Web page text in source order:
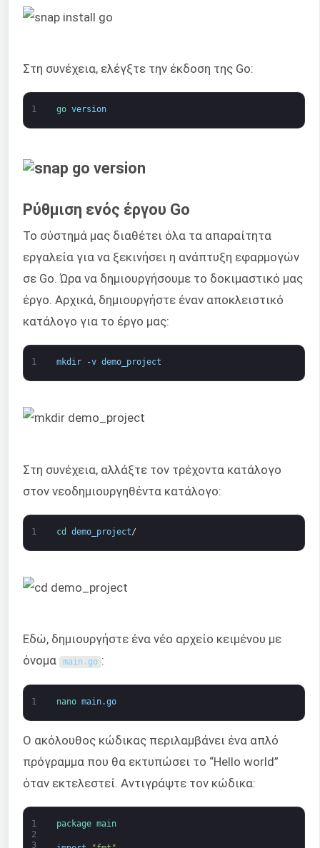
Στη συνέχεια, ελέγξτε την έκδοση της Go:
1 go version
Ρύθμιση ενός έργου Go
Το σύστημά μας διαθέτει όλα τα απαραίτητα
εργαλεία για να ξεκινήσει η ανάπτυξη εφαρμογών
σε Go. Ώρα να δημιουργήσουμε το δοκιμαστικό μας
έργο. Αρχικά, δημιουργήστε έναν αποκλειστικό
κατάλογο για το έργο μας:
1 mkdir -v demo_project
Στη συνέχεια, αλλάξτε τον τρέχοντα κατάλογο
στον νεοδημιουργηθέντα κατάλογο:
1 cd demo_project/
Εδώ, δημιουργήστε ένα νέο αρχείο κειμένου με
όνομα
main .go :
1 nano main.go
Ο ακόλουθος κώδικας περιλαμβάνει ένα απλό
πρόγραμμα που θα εκτυπώσει το “Hello world”
όταν εκτελεστεί. Αντιγράψτε τον κώδικα:
1
2
3
package main